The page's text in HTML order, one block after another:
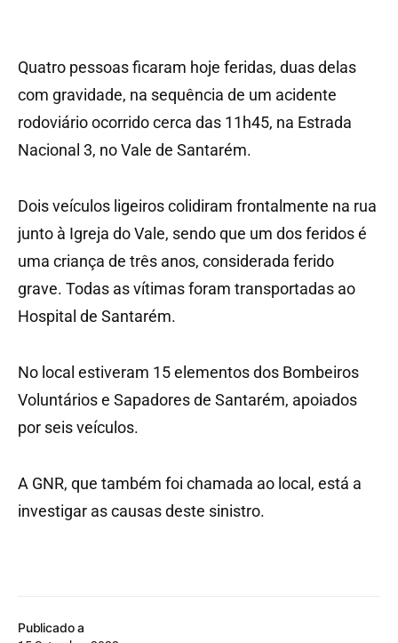
Publicado a
Quatro pessoas ficaram hoje feridas, duas delas
com gravidade, na sequência de um acidente
rodoviário ocorrido cerca das 11h45, na Estrada
Nacional 3, no Vale de Santarém.
Dois veículos ligeiros colidiram frontalmente na rua
junto à Igreja do Vale, sendo que um dos feridos é
uma criança de três anos, considerada ferido
grave. Todas as vítimas foram transportadas ao
Hospital de Santarém.
No local estiveram 15 elementos dos Bombeiros
Voluntários e Sapadores de Santarém, apoiados
por seis veículos.
A GNR, que também foi chamada ao local, está a
investigar as causas deste sinistro.